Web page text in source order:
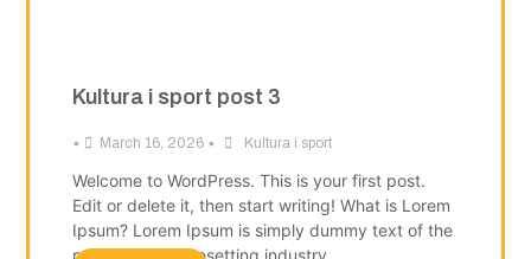
Kultura i sport post 3
• March 16, 2026 • Kultura i sport
Welcome to WordPress. This is your first post.
Edit or delete it, then start writing! What is Lorem
Ipsum? Lorem Ipsum is simply dummy text of the